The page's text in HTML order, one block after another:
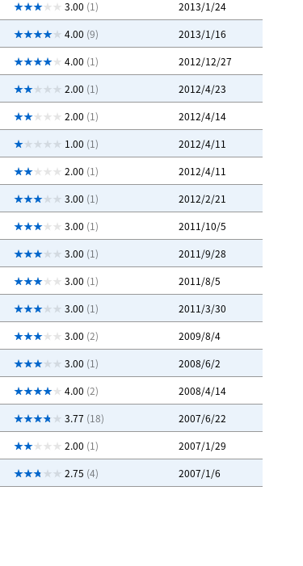
3.00 (1)
2013/1/24
4.00 (9)
2013/1/16
4.00 (1)
2012/12/27
2.00 (1)
2012/4/23
2.00 (1)
2012/4/14
1.00 (1)
2012/4/11
2.00 (1)
2012/4/11
3.00 (1)
2012/2/21
3.00 (1)
2011/10/5
3.00 (1)
2011/9/28
3.00 (1)
2011/8/5
3.00 (1)
2011/3/30
3.00 (2)
2009/8/4
3.00 (1)
2008/6/2
4.00 (2)
2008/4/14
3.77 (18)
2007/6/22
2.00 (1)
2007/1/29
2.75 (4) 2007/1/6